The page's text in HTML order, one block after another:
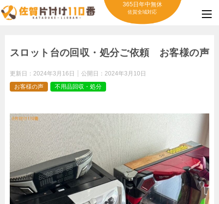
365日年中無休
佐賀全域対応
スロット台の回収・処分ご依頼 お客様の声
更新日： 2024年3月16日 公開日： 2024年3月10日
お客様の声
不用品回収・処分